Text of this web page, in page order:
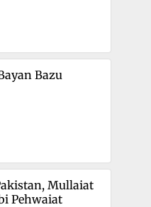
Bazu
Mullaiat
Pehwaiat